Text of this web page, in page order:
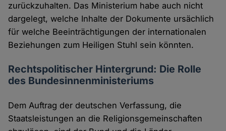
zurückzuhalten. Das Ministerium habe auch nicht
dargelegt, welche Inhalte der Dokumente ursächlich
für welche Beeinträchtigungen der internationalen
Beziehungen zum Heiligen Stuhl sein könnten.
Rechtspolitischer Hintergrund: Die Rolle
des Bundesinnenministeriums
Dem Auftrag der deutschen Verfassung, die
Staatsleistungen an die Religionsgemeinschaften